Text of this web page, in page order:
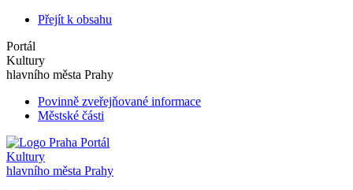
Přejít k obsahu
Portál
Kultury
hlavního města Prahy
Povinně zveřejňované informace
Městské části
Portál
Kultury
hlavního města Prahy